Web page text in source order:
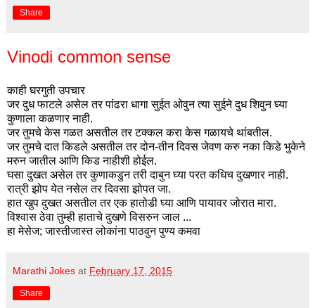
Share
Vinodi common sense
काही घरगुती उपचार
जर दुध फाटले असेल तर पांढरा धागा सुईत ओवुन त्या सुईने दुध शिवुन घ्या
कुणाला कळणार नाही.
जर तुमचे केस गळत असतील तर टक्कल करा केस गळायचे थांबतील.
जर तुमचे दात किडले असतील तर दोन-तीन दिवस जेवण करु नका किडे भुकेने
मरुन जातील आणि किड नाहीशी होईल.
घसा दुखत असेल तर कुणाकडुन तरी दाबुन घ्या परत कधिच दुखणार नाही.
रात्री झोप येत नसेल तर दिवसा झोपत जा.
हात खुप दुखत असतील तर एक हातोडी घ्या आणि पायावर जोरात मारा.
विश्वास ठेवा तुम्ही हाताचे दुखणे विसरुन जाल ...
हा मेसेज; जास्तीजास्त लोकांना पाठवुन पुण्य कमवा
Marathi Jokes at February 17, 2015
Share